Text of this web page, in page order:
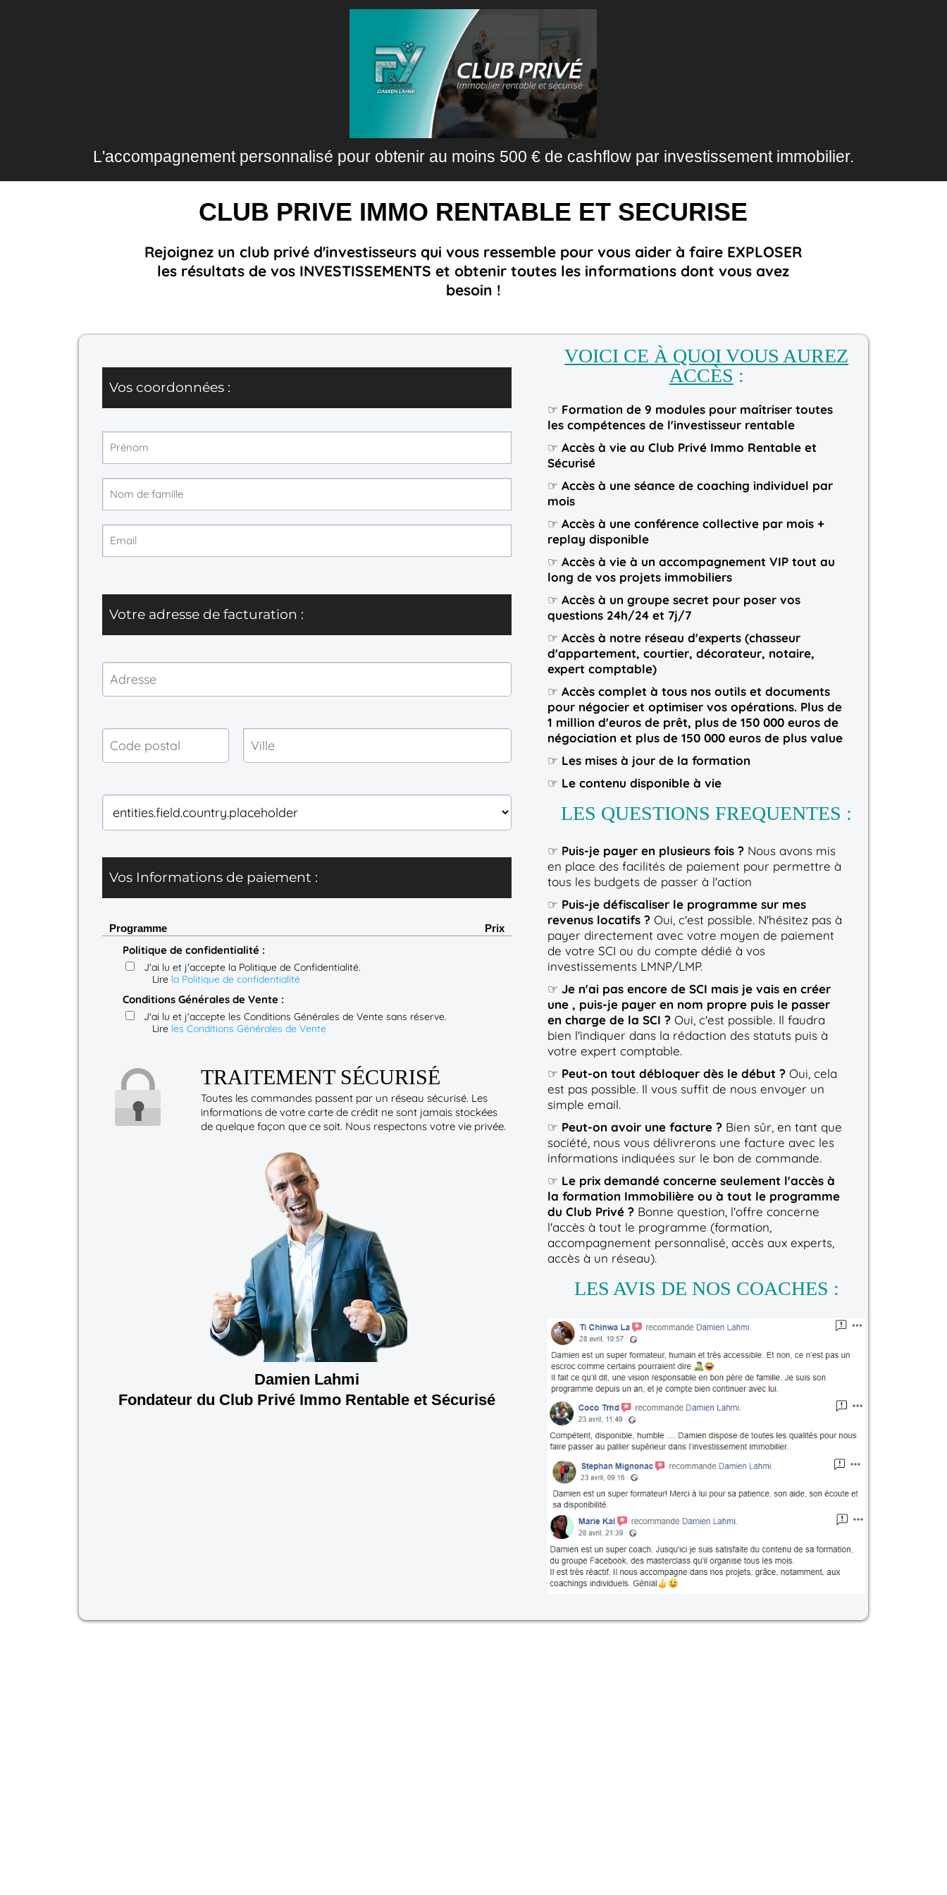
L'accompagnement personnalisé pour obtenir au moins 500 € de cashflow par investissement immobilier.
CLUB PRIVE IMMO RENTABLE ET SECURISE
Rejoignez un club privé d'investisseurs qui vous ressemble pour vous aider à faire EXPLOSER
les résultats de vos INVESTISSEMENTS et obtenir toutes les informations dont vous avez
besoin !
Vos coordonnées :
Votre adresse de facturation :
Vos Informations de paiement :
Programme Prix
Politique de confidentialité :
J'ai lu et j'accepte la Politique de Confidentialité.
Lire la Politique de confidentialité
Conditions Générales de Vente :
J'ai lu et j'accepte les Conditions Générales de Vente sans réserve.
Lire les Conditions Générales de Vente
TRAITEMENT SÉCURISÉ
Toutes les commandes passent par un réseau sécurisé. Les
informations de votre carte de crédit ne sont jamais stockées
de quelque façon que ce soit. Nous respectons votre vie privée.
Damien Lahmi
Fondateur du Club Privé Immo Rentable et Sécurisé
VOICI CE À QUOI VOUS AUREZ
ACCÈS :
☞ Formation de 9 modules pour maîtriser toutes
les compétences de l'investisseur rentable
☞ Accès à vie au Club Privé Immo Rentable et
Sécurisé
☞ Accès à une séance de coaching individuel par
mois
☞ Accès à une conférence collective par mois +
replay disponible
☞ Accès à vie à un accompagnement VIP tout au
long de vos projets immobiliers
☞ Accès à un groupe secret pour poser vos
questions 24h/24 et 7j/7
☞ Accès à notre réseau d'experts (chasseur
d'appartement, courtier, décorateur, notaire,
expert comptable)
☞ Accès complet à tous nos outils et documents
pour négocier et optimiser vos opérations. Plus de
1 million d'euros de prêt, plus de 150 000 euros de
négociation et plus de 150 000 euros de plus value
☞ Les mises à jour de la formation
☞ Le contenu disponible à vie
LES QUESTIONS FREQUENTES :
☞ Puis-je payer en plusieurs fois ? Nous avons mis
en place des facilités de paiement pour permettre à
tous les budgets de passer à l'action
☞ Puis-je défiscaliser le programme sur mes
revenus locatifs ? Oui, c'est possible. N'hésitez pas à
payer directement avec votre moyen de paiement
de votre SCI ou du compte dédié à vos
investissements LMNP/LMP.
☞ Je n'ai pas encore de SCI mais je vais en créer
une , puis-je payer en nom propre puis le passer
en charge de la SCI ? Oui, c'est possible. Il faudra
bien l'indiquer dans la rédaction des statuts puis à
votre expert comptable.
☞ Peut-on tout débloquer dès le début ? Oui, cela
est pas possible. Il vous suffit de nous envoyer un
simple email.
☞ Peut-on avoir une facture ? Bien sûr, en tant que
société, nous vous délivrerons une facture avec les
informations indiquées sur le bon de commande.
☞ Le prix demandé concerne seulement l'accès à
la formation Immobilière ou à tout le programme
du Club Privé ? Bonne question, l'offre concerne
l'accès à tout le programme (formation,
accompagnement personnalisé, accès aux experts,
accès à un réseau).
LES AVIS DE NOS COACHES :